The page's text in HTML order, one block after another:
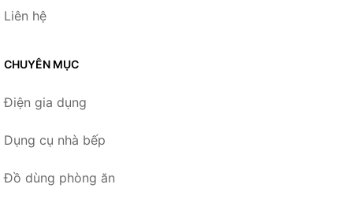
Liên hệ
CHUYÊN MỤC
Điện gia dụng
Dụng cụ nhà bếp
Đồ dùng phòng ăn